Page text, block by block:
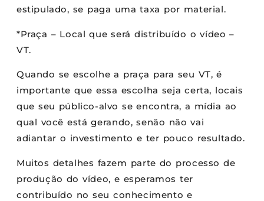
estipulado, se paga uma taxa por material.
*Praça – Local que será distribuído o vídeo –
VT.
Quando se escolhe a praça para seu VT, é
importante que essa escolha seja certa, locais
que seu público-alvo se encontra, a mídia ao
qual você está gerando, senão não vai
adiantar o investimento e ter pouco resultado.
Muitos detalhes fazem parte do processo de
produção do vídeo, e esperamos ter
contribuído no seu conhecimento e